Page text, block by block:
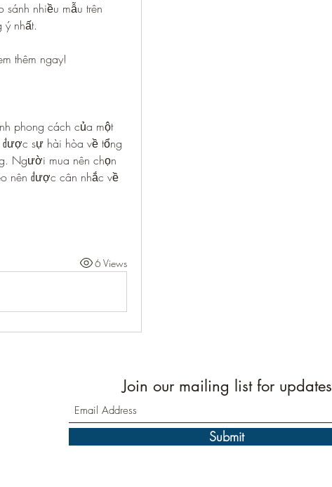
nhiều mẫu trên
ý nhất.
thêm ngay!
phong cách của một
sự hài hòa về tổng
Người mua nên chọn
nên được cân nhắc về
6 Views
Join our mailing list for updates
Submit